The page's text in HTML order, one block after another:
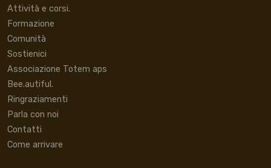
Attività e corsi.
Formazione
Comunità
Sostienici
Associazione Totem aps
Bee.autiful.
Ringraziamenti
Parla con noi
Contatti
Come arrivare